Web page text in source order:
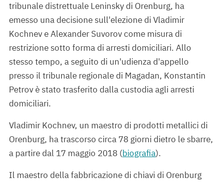
tribunale distrettuale Leninsky di Orenburg, ha
emesso una decisione sull'elezione di Vladimir
Kochnev e Alexander Suvorov come misura di
restrizione sotto forma di arresti domiciliari. Allo
stesso tempo, a seguito di un'udienza d'appello
presso il tribunale regionale di Magadan, Konstantin
Petrov è stato trasferito dalla custodia agli arresti
domiciliari.
Vladimir Kochnev, un maestro di prodotti metallici di
Orenburg, ha trascorso circa 78 giorni dietro le sbarre,
a partire dal 17 maggio 2018 (biografia).
Il maestro della fabbricazione di chiavi di Orenburg